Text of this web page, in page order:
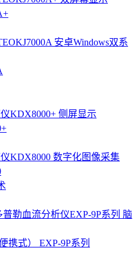
携式） EXP-9P系列